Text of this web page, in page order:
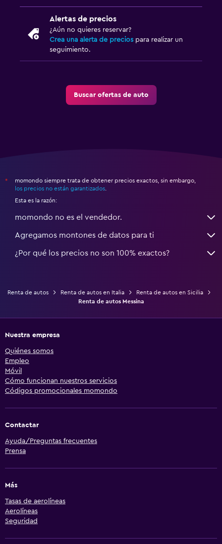
Alertas de precios
¿Aún no quieres reservar?
Crea una alerta de precios para realizar un
seguimiento.
Buscar ofertas de auto
*
momondo siempre trata de obtener precios exactos, sin embargo,
los precios no están garantizados.
Esta es la razón:
momondo no es el vendedor.
Agregamos montones de datos para ti
¿Por qué los precios no son 100% exactos?
Renta de autos Renta de autos en Italia
Renta de autos en Sicilia
Renta de autos Messina
Nuestra empresa
Quiénes somos
Empleo
Móvil
Cómo funcionan nuestros servicios
Códigos promocionales momondo
Contactar
Ayuda/Preguntas frecuentes
Prensa
Más
Tasas de aerolíneas
Aerolíneas
Seguridad